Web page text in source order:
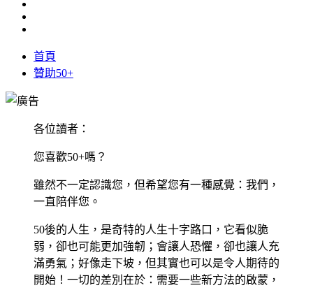
首頁
贊助50+
各位讀者：
您喜歡50+嗎？
雖然不一定認識您，但希望您有一種感覺：我們，
一直陪伴您。
50後的人生，是奇特的人生十字路口，它看似脆
弱，卻也可能更加強韌；會讓人恐懼，卻也讓人充
滿勇氣；好像走下坡，但其實也可以是令人期待的
開始！一切的差別在於：需要一些新方法的啟蒙，